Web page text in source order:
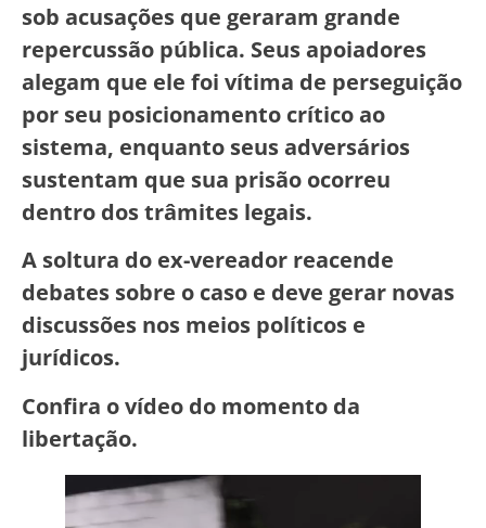
sob acusações que geraram grande
repercussão pública. Seus apoiadores
alegam que ele foi vítima de perseguição
por seu posicionamento crítico ao
sistema, enquanto seus adversários
sustentam que sua prisão ocorreu
dentro dos trâmites legais.
A soltura do ex-vereador reacende
debates sobre o caso e deve gerar novas
discussões nos meios políticos e
jurídicos.
Confira o vídeo do momento da
libertação.